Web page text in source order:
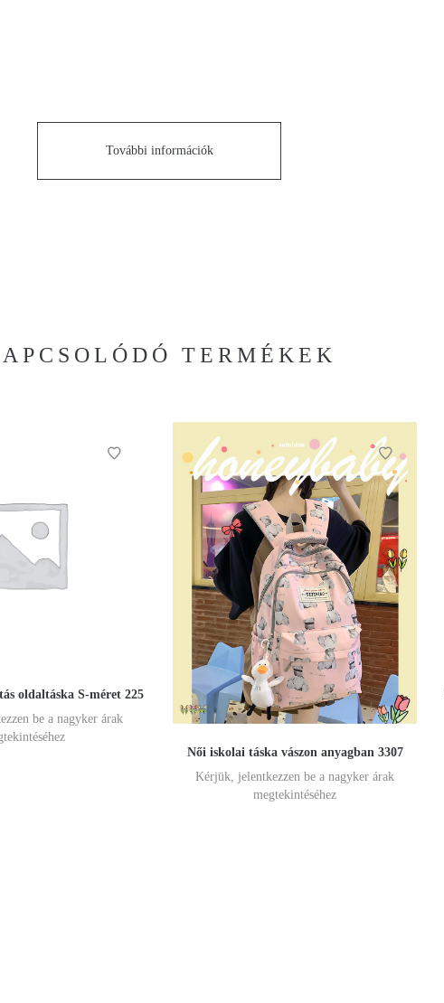
További információk
TERMÉKEK
oldaltáska S-méret 225
be a nagyker árak
Női iskolai táska vászon anyagban 3307
Kérjük, jelentkezzen be a nagyker árak
megtekintéséhez